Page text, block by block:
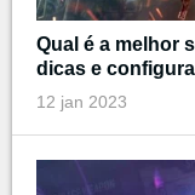
Qual é a melhor
dicas e
12 jan 2023